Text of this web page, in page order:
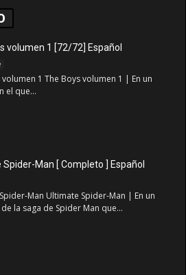
volumen 1 [72/72] Español
volumen 1 The Boys volumen 1 | En un
el que...
Man [ Completo ] Español
Man Ultimate Spider-Man | En un
la saga de Spider Man que...